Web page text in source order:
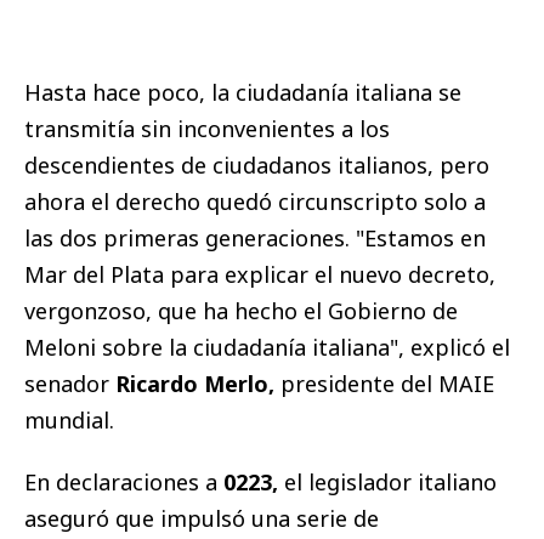
Hasta hace poco, la ciudadanía italiana se
transmitía sin inconvenientes a los
descendientes de ciudadanos italianos, pero
ahora el derecho quedó circunscripto solo a
las dos primeras generaciones. "Estamos en
Mar del Plata para explicar el nuevo decreto,
vergonzoso, que ha hecho el Gobierno de
Meloni sobre la ciudadanía italiana", explicó el
senador Ricardo Merlo, presidente del MAIE
mundial.
En declaraciones a 0223, el legislador italiano
aseguró que impulsó una serie de